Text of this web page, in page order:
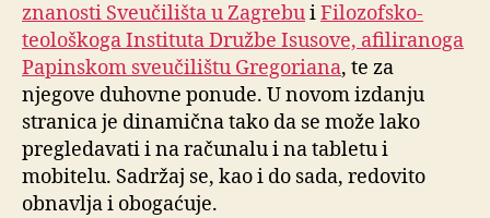
znanosti Sveučilišta u ZagrebuiFilozofsko-
teološkoga Instituta Družbe Isusove, afiliranoga
Papinskom sveučilištu Gregoriana, te za
njegove duhovne ponude. U novomizdanju
stranica je dinamična tako da se može lako
pregledavati i na računalu i na tabletu i
mobitelu. Sadržaj se, kao i do sada, redovito
obnavlja i obogaćuje.